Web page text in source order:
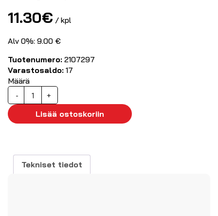
11.30€ / kpl
Alv 0%: 9.00 €
Tuotenumero: 2107297
Varastosaldo: 17
Määrä
-
Kaapeliuros
liitin
nap+PE
+
Lisää ostoskoriin
Tekniset tiedot